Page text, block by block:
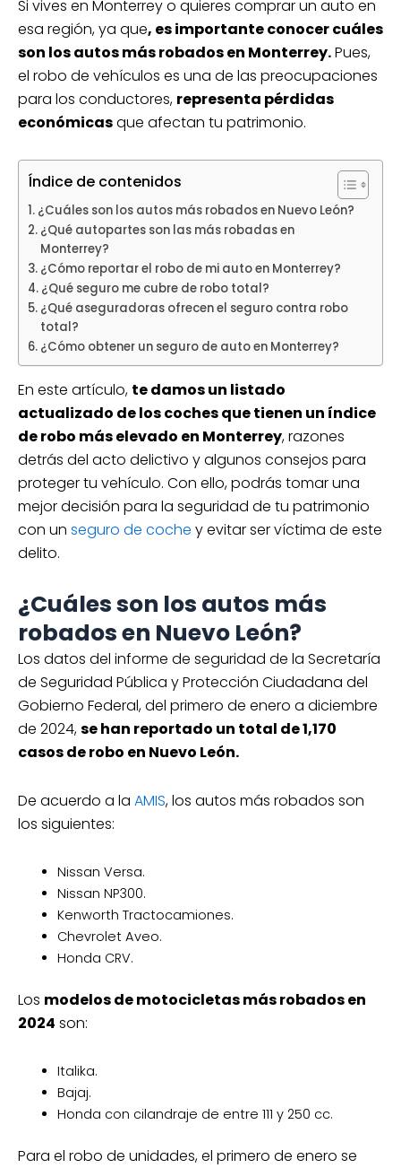
Si vives en Monterrey o quieres comprar un auto en
esa región, ya que, es importante conocer cuáles
son los autos más robados en Monterrey.Pues,
el robo de vehículos es una de las preocupaciones
para los conductores, representa pérdidas
económicasque afectan tu patrimonio.
Índice de contenidos
¿Cuáles son los autos más robados en Nuevo León?
¿Qué autopartes son las más robadas en
Monterrey?
¿Cómo reportar el robo de mi auto en Monterrey?
¿Qué seguro me cubre de robo total?
¿Qué aseguradoras ofrecen el seguro contra robo
total?
¿Cómo obtener un seguro de auto en Monterrey?
En este artículo, te damos un listado
actualizado de los coches que tienen un índice
de robo más elevado en Monterrey, razones
detrás del acto delictivo y algunos consejos para
proteger tu vehículo. Con ello, podrás tomar una
mejor decisión para la seguridad de tu patrimonio
con un seguro de coche y evitar ser víctima de este
delito.
¿Cuáles son los autos más
robados en Nuevo León?
Los datos del informe de seguridad de la Secretaría
de Seguridad Pública y Protección Ciudadana del
Gobierno Federal, del primero de enero a diciembre
de 2024,se han reportado un total de 1,170
casos de robo en Nuevo León.
De acuerdo a la AMIS, los autos más robados son
los siguientes:
Nissan Versa.
Nissan NP300.
Kenworth Tractocamiones.
Chevrolet Aveo.
Honda CRV.
Los modelos de motocicletas más robados en
2024 son:
Italika.
Bajaj.
Honda con cilandraje de entre 111 y 250 cc.
Para el robo de unidades, el primero de enero se